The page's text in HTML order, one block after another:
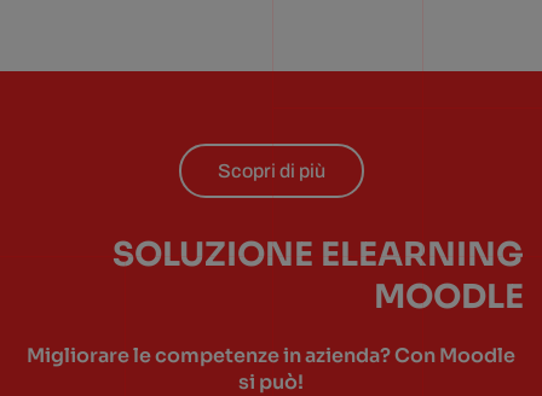
Scopri di più
SOLUZIONE ELEARNING
MOODLE
Migliorare le competenze in azienda? Con Moodle
si può!